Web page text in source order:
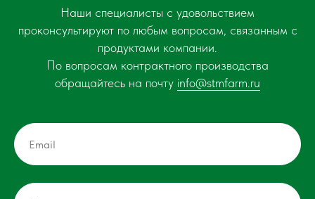
Наши специалисты с удовольствием
проконсультируют по любым вопросам, связанным с
продуктами компании.
По вопросам контрактного производства
обращайтесь на почту info@stmfarm.ru